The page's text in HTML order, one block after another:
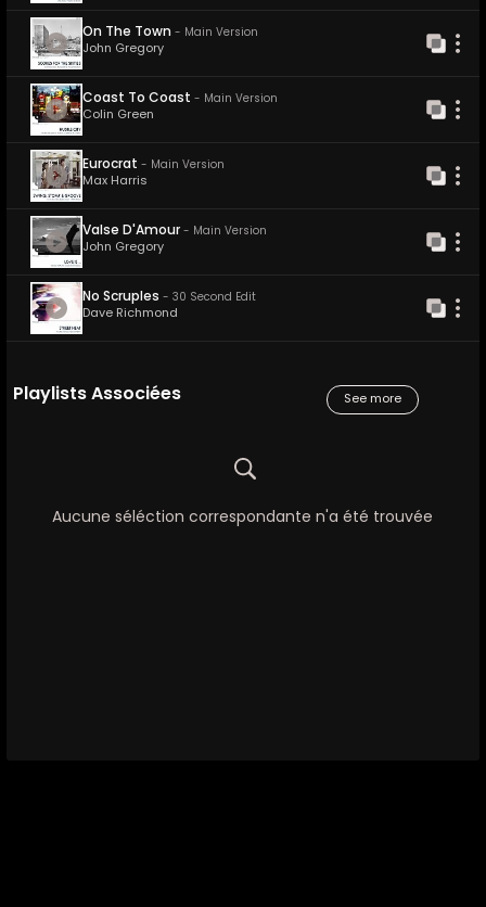
On The Town - Main Version
John Gregory
Coast To Coast - Main Version
Colin Green
Eurocrat - Main Version
Max Harris
Valse D'Amour - Main Version
John Gregory
No Scruples - 30 Second Edit
Dave Richmond
Playlists Associées See more
Aucune séléction correspondante n'a été trouvée